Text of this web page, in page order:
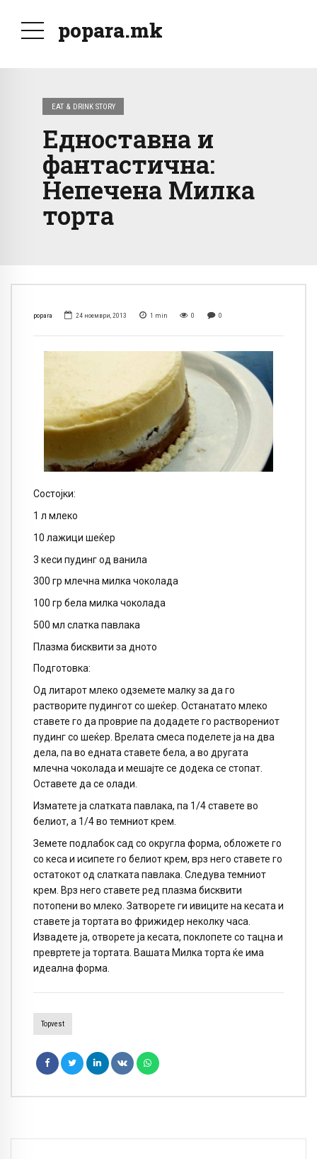
popara.mk
EAT & DRINK STORY
Едноставна и
фантастична:
Непечена Милка
торта
popara 24 ноември, 2013 1 min 0 0
Состојки:
1 л млеко
10 лажици шеќер
3 кеси пудинг од ванила
300 гр млечна милка чоколада
100 гр бела милка чоколада
500 мл слатка павлака
Плазма бисквити за дното
Подготовка:
Од литарот млеко одземете малку за да го
растворите пудингот со шеќер. Останатато млеко
ставете го да проврие па додадете го растворениот
пудинг со шеќер. Врелата смеса поделете ја на два
дела, па во едната ставете бела, а во другата
млечна чоколада и мешајте се додека се стопат.
Оставете да се олади.
Изматете ја слатката павлака, па 1/4 ставете во
белиот, а 1/4 во темниот крем.
Земете подлабок сад со округла форма, обложете го
со кеса и исипете го белиот крем, врз него ставете го
остатокот од слатката павлака. Следува темниот
крем. Врз него ставете ред плазма бисквити
потопени во млеко. Затворете ги ивиците на кесата и
ставете ја тортата во фрижидер неколку часа.
Извадете ја, отворете ја кесата, поклопете со тацна и
превртете ја тортата. Вашата Милка торта ќе има
идеална форма.
Topvest